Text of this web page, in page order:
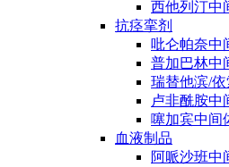
西他列汀中
抗痉挛剂
吡仑帕奈中
普加巴林中
瑞替他滨/
卢非酰胺中
噻加宾中间
血液制品
阿哌沙班中